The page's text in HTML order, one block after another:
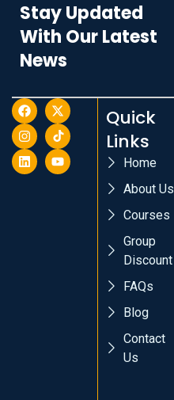
Stay Updated
With Our Latest
News
Quick
Links
Home
About Us
Courses
Group
Discount
FAQs
Blog
Contact
Us